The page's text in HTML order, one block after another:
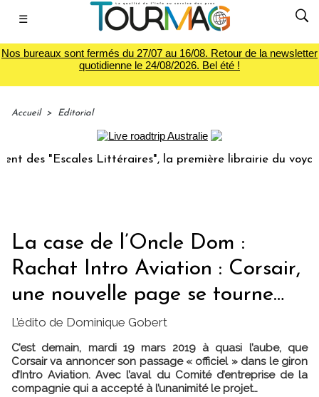
☰
Nos bureaux sont fermés du 27/07 au 16/08. Retour de la newsletter
quotidienne le 24/08/2026. Bel été !
Accueil > Editorial
"Escales Littéraires", la première librairie du voyage
La case de l’Oncle Dom :
Rachat Intro Aviation : Corsair,
une nouvelle page se tourne…
L’édito de Dominique Gobert
C’est demain, mardi 19 mars 2019 à quasi l’aube, que
Corsair va annoncer son passage « officiel » dans le giron
d’Intro Aviation. Avec l’aval du Comité d’entreprise de la
compagnie qui a accepté à l’unanimité le projet…